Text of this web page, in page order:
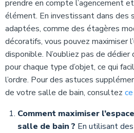
prendre en compte l’agencement
élément. En investissant dans des
adaptées, comme des étagères
décoratifs, vous pouvez maximiser
disponible. N’oubliez pas de
pour chaque type d’objet, ce qui
l’ordre. Pour des astuces
de votre salle de bain, consultez
Comment maximiser
salle de bain ? En utilisant